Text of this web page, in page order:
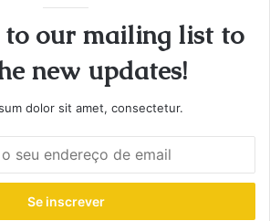
to our mailing list to
new updates!
dolor sit amet, consectetur.